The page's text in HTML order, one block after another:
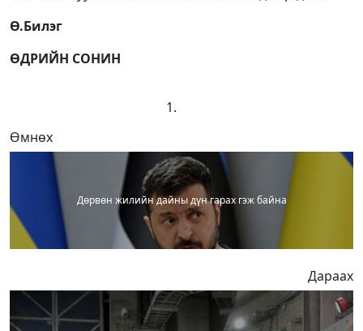
Ө.Билэг
ӨДРИЙН СОНИН
Өмнөх
Дөрвөн жилийн дайны дүн гарах гэж байна
Дараах